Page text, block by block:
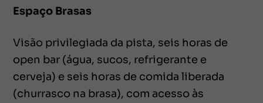
Espaço Brasas
Visão privilegiada da pista, seis horas de
open bar (água, sucos, refrigerante e
cerveja) e seis horas de comida liberada
(churrasco na brasa), com acesso às